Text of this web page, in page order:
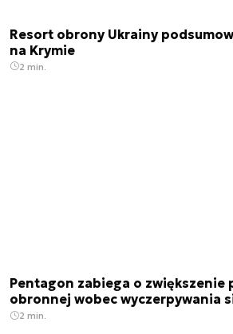
Resort obrony Ukrainy
na Krymie
2 min.
Pentagon zabiega o zwiększenie
obronnej wobec wyczerpywania
2 min.